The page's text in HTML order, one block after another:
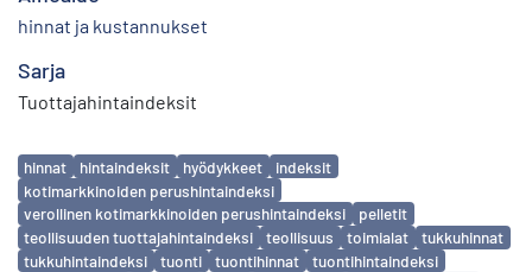
hinnat ja kustannukset
Sarja
Tuottajahintaindeksit
Avainsanat
hinnat hintaindeksit hyödykkeet
indeksit
kotimarkkinoiden perushintaindeksi
verollinen kotimarkkinoiden perushintaindeksi
pelletit
teollisuuden tuottajahintaindeksi
teollisuus toimialat
tukkuhinnat
tukkuhintaindeksi
tuonti tuontihinnat
tuontihintaindeksi